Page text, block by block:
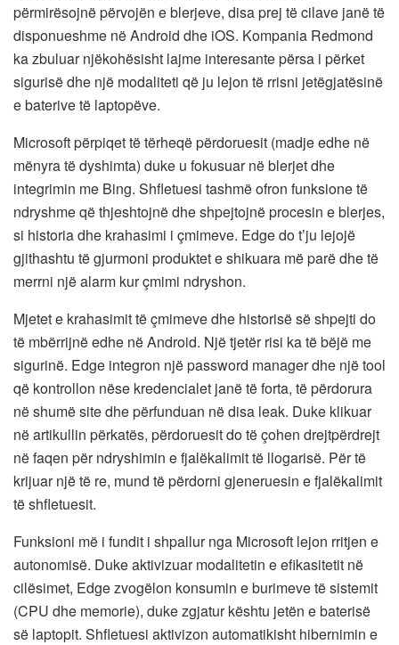
përmirësojnë përvojën e blerjeve, disa prej të cilave janë të
disponueshme në Android dhe iOS. Kompania Redmond
ka zbuluar njëkohësisht lajme interesante përsa i përket
sigurisë dhe një modaliteti që ju lejon të rrisni jetëgjatësinë
e baterive të laptopëve.
Microsoft përpiqet të tërheqë përdoruesit (madje edhe në
mënyra të dyshimta) duke u fokusuar në blerjet dhe
integrimin me Bing. Shfletuesi tashmë ofron funksione të
ndryshme që thjeshtojnë dhe shpejtojnë procesin e blerjes,
si historia dhe krahasimi i çmimeve. Edge do t’ju lejojë
gjithashtu të gjurmoni produktet e shikuara më parë dhe të
merrni një alarm kur çmimi ndryshon.
Mjetet e krahasimit të çmimeve dhe historisë së shpejti do
të mbërrijnë edhe në Android. Një tjetër risi ka të bëjë me
sigurinë. Edge integron një password manager dhe një tool
që kontrollon nëse kredencialet janë të forta, të përdorura
në shumë site dhe përfunduan në disa leak. Duke klikuar
në artikullin përkatës, përdoruesit do të çohen drejtpërdrejt
në faqen për ndryshimin e fjalëkalimit të llogarisë. Për të
krijuar një të re, mund të përdorni gjeneruesin e fjalëkalimit
të shfletuesit.
Funksioni më i fundit i shpallur nga Microsoft lejon rritjen e
autonomisë. Duke aktivizuar modalitetin e efikasitetit në
cilësimet, Edge zvogëlon konsumin e burimeve të sistemit
(CPU dhe memorie), duke zgjatur kështu jetën e baterisë
së laptopit. Shfletuesi aktivizon automatikisht hibernimin e